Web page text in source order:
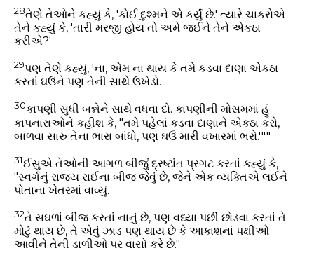
28તેણે તેઓને કહ્યું કે, 'કોઈ દુશ્મને એ કર્યું છે.' ત્યારે ચાકરોએ
તેને કહ્યું કે, 'તારી મરજી હોય તો અમે જઈને તેને એકઠા
કરીએ?'
29પણ તેણે કહ્યું, 'ના, એમ ના થાય કે તમે કડવા દાણા એકઠા
કરતાં ઘઉંને પણ તેની સાથે ઉખેડો.
30કાપણી સુધી બન્નેને સાથે વધવા દો. કાપણીની મોસમમાં હું
કાપનારાઓને કહીશ કે, "તમે પહેલાં કડવા દાણાને એકઠા કરો,
બાળવા સારુ તેના ભારા બાંધો, પણ ઘઉં મારી વખારમાં ભરો.'""
31ઈસુએ તેઓની આગળ બીજું દ્રષ્ટાંત પ્રગટ કરતાં કહ્યું કે,
"સ્વર્ગનું રાજ્ય રાઈના બીજ જેવું છે, જેને એક વ્યક્તિએ લઈને
પોતાના ખેતરમાં વાવ્યું.
32તે સઘળાં બીજ કરતાં નાનું છે, પણ વધ્યા પછી છોડવા કરતાં તે
મોટું થાય છે, તે એવું ઝાડ પણ થાય છે કે આકાશનાં પક્ષીઓ
આવીને તેની ડાળીઓ પર વાસો કરે છે."